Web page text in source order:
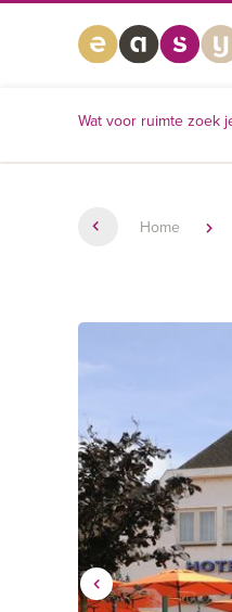
Wat voor ruimte zoek
Home